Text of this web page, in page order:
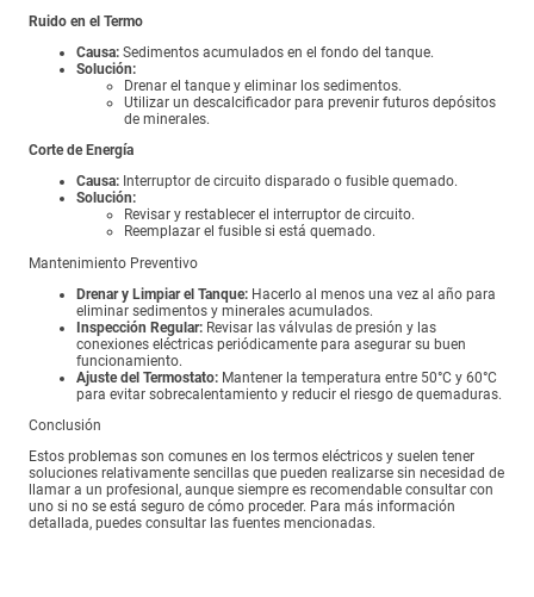
Ruido en el Termo
Causa: Sedimentos acumulados en el fondo del tanque.
Solución:
Drenar el tanque y eliminar los sedimentos.
Utilizar un descalcificador para prevenir futuros depósitos
de minerales.
Corte de Energía
Causa: Interruptor de circuito disparado o fusible quemado.
Solución:
Revisar y restablecer el interruptor de circuito.
Reemplazar el fusible si está quemado.
Mantenimiento Preventivo
Drenar y Limpiar el Tanque: Hacerlo al menos una vez al año para
eliminar sedimentos y minerales acumulados.
Inspección Regular: Revisar las válvulas de presión y las
conexiones eléctricas periódicamente para asegurar su buen
funcionamiento.
Ajuste del Termostato: Mantener la temperatura entre 50°C y 60°C
para evitar sobrecalentamiento y reducir el riesgo de quemaduras.
Conclusión
Estos problemas son comunes en los termos eléctricos y suelen tener
soluciones relativamente sencillas que pueden realizarse sin necesidad de
llamar a un profesional, aunque siempre es recomendable consultar con
uno si no se está seguro de cómo proceder. Para más información
detallada, puedes consultar las fuentes mencionadas.